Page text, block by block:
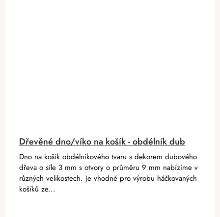
Dřevěné dno/víko na košík - obdélník dub
Dno na košík obdélníkového tvaru s dekorem dubového
dřeva o síle 3 mm s otvory o průměru 9 mm nabízíme v
různých velikostech. Je vhodné pro výrobu háčkovaných
košíků ze...